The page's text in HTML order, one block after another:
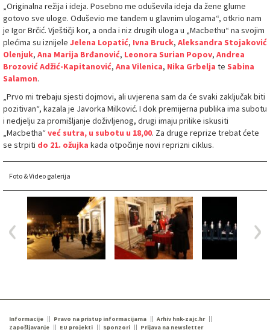
„Originalna režija i ideja. Posebno me oduševila ideja da žene glume
gotovo sve uloge. Oduševio me tandem u glavnim ulogama“, otkrio nam
je Igor Brčić. Vještičji kor, a onda i niz drugih uloga u „Macbethu“ na svojim
plećima su iznijele Jelena Lopatić, Ivna Bruck, Aleksandra Stojaković
Olenjuk, Ana Marija Brđanović, Leonora Surian Popov, Andrea
Brozović Adžić-Kapitanović, Ana Vilenica, Nika Grbelja te Sabina
Salamon.
„Prvo mi trebaju sjesti dojmovi, ali uvjerena sam da će svaki zaključak biti
pozitivan“, kazala je Javorka Milković. I dok premijerna publika ima subotu
i nedjelju za promišljanje doživljenog, drugi imaju prilike iskusiti
„Macbetha“ već sutra, u subotu u 18,00. Za druge reprize trebat ćete
se strpiti do 21. ožujka kada otpočinje novi reprizni ciklus.
Foto & Video galerija
Informacije Pravo na pristup informacijama
Arhiv hnk-zajc.hr
Zapošljavanje
EU projekti Sponzori Prijava na newsletter